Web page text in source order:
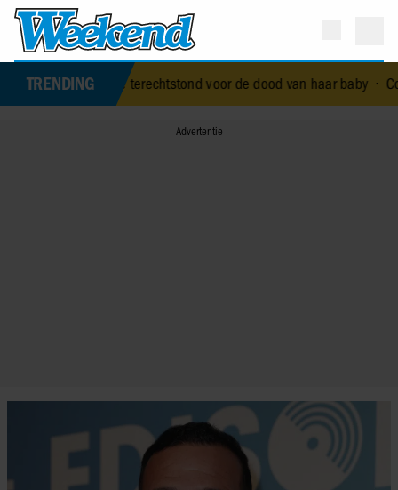
TRENDING
die terechtstond voor de dood van haar baby •Corry Konings